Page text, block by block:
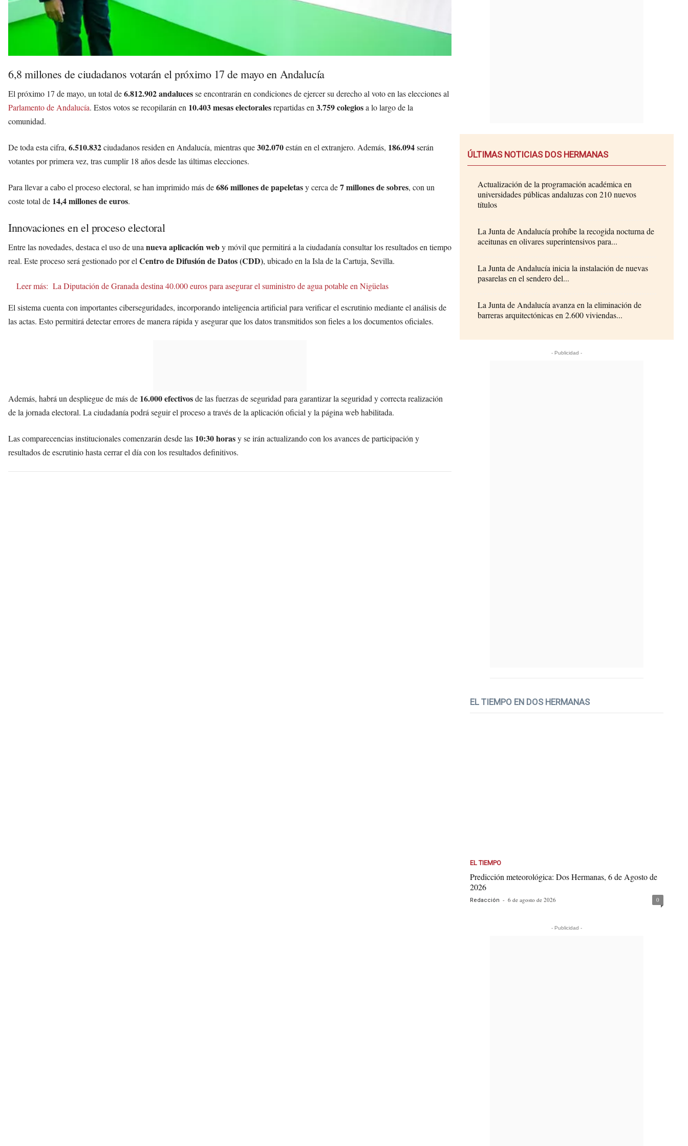
6,8 millones de ciudadanos votarán el próximo 17 de mayo en Andalucía
El próximo 17 de mayo, un total de6.812.902 andalucesse encontrarán en condiciones de ejercer su derecho al voto en las elecciones al
Parlamento de Andalucía. Estos votos se recopilarán en 10.403 mesas electoralesrepartidas en3.759 colegiosa lo largo de la
comunidad.
De toda esta cifra, 6.510.832ciudadanos residen en Andalucía, mientras que302.070están en el extranjero. Además, 186.094serán
votantes por primera vez, tras cumplir 18 años desde las últimas elecciones.
Para llevar a cabo el proceso electoral, se han imprimido más de686 millones de papeletasy cerca de7 millones de sobres, con un
coste total de 14,4 millones de euros.
Innovaciones en el proceso electoral
Entre las novedades, destaca el uso de unanueva aplicación weby móvil que permitirá a la ciudadanía consultar los resultados en tiempo
real. Este proceso será gestionado por elCentro de Difusión de Datos (CDD), ubicado en la Isla de la Cartuja, Sevilla.
Leer más: La Diputación de Granada destina 40.000 euros para asegurar el suministro de agua potable en Nigüelas
El sistema cuenta con importantes ciberseguridades, incorporando inteligencia artificial para verificar el escrutinio mediante el análisis de
las actas. Esto permitirá detectar errores de manera rápida y asegurar que los datos transmitidos son fieles a los documentos oficiales.
Además, habrá un despliegue de más de 16.000 efectivosde las fuerzas de seguridad para garantizar la seguridad y correcta realización
de la jornada electoral. La ciudadanía podrá seguir el proceso a través de la aplicación oficial y la página web habilitada.
Las comparecencias institucionales comenzarán desde las 10:30 horasy se irán actualizando con los avances de participación y
resultados de escrutinio hasta cerrar el día con los resultados definitivos.
ÚLTIMAS NOTICIAS DOS HERMANAS
Actualización de la programación académica en
universidades públicas andaluzas con 210 nuevos
títulos
La Junta de Andalucía prohíbe la recogida nocturna de
aceitunas en olivares superintensivos para...
La Junta de Andalucía inicia la instalación de nuevas
pasarelas en el sendero del...
La Junta de Andalucía avanza en la eliminación de
barreras arquitectónicas en 2.600 viviendas...
- Publicidad -
EL TIEMPO EN DOS HERMANAS
EL TIEMPO
Predicción meteorológica: Dos Hermanas, 6 de Agosto de
2026
Redacción - 6 de agosto de 2026 0
- Publicidad -